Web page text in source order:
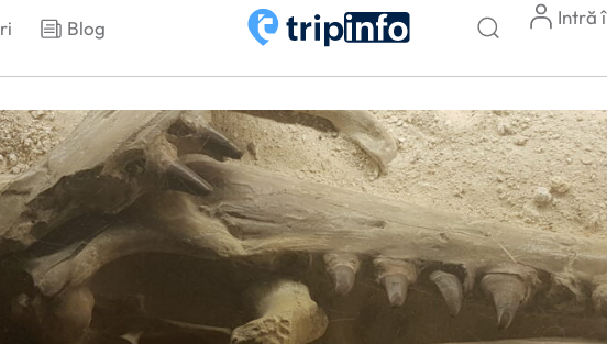
Blog Intră